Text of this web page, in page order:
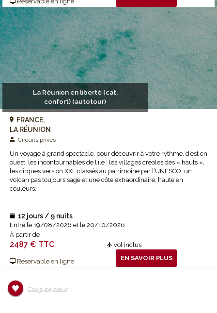
La Réunion en liberté (cat.
confort) (autotour)
FRANCE,
LA RÉUNION
Circuits privés
Un voyage à grand spectacle, pour découvrir à votre rythme, d’est en
ouest, les incontournables de l’île : les villages créoles des « hauts »,
les cirques version XXL classés au patrimoine par l’UNESCO, un
volcan pas toujours sage et une côte extraordinaire, haute en
couleurs.
12 jours / 9 nuits
Entre le 19/08/2026 et le 20/10/2026
À partir de
2487 € TTC Vol inclus
Réservable en ligne EN SAVOIR PLUS